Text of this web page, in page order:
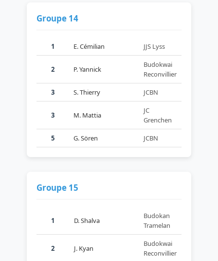
Groupe 14
1 E. Cémilian JJS Lyss
2 P. Yannick
Budokwai
Reconvillier
3 S. Thierry JCBN
3 M. Mattia
JC
Grenchen
5 G. Sören JCBN
Groupe 15
1 D. Shalva
Budokan
Tramelan
2 J. Kyan
Budokwai
Reconvillier